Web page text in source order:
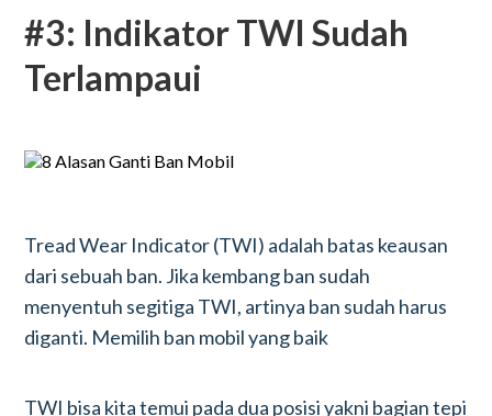
#3: Indikator TWI Sudah
Terlampaui
Tread Wear Indicator (TWI) adalah batas keausan
dari sebuah ban. Jika kembang ban sudah
menyentuh segitiga TWI, artinya ban sudah harus
diganti. Memilih ban mobil yang baik
TWI bisa kita temui pada dua posisi yakni bagian tepi